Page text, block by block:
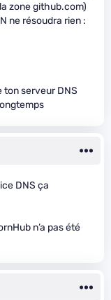
zone github.com)
ne résoudra rien :
ton serveur DNS
DNS ça
n’a pas été